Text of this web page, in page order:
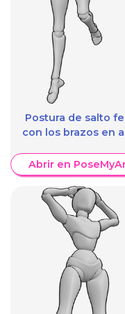
Postura de salto
con los brazos en
Abrir en